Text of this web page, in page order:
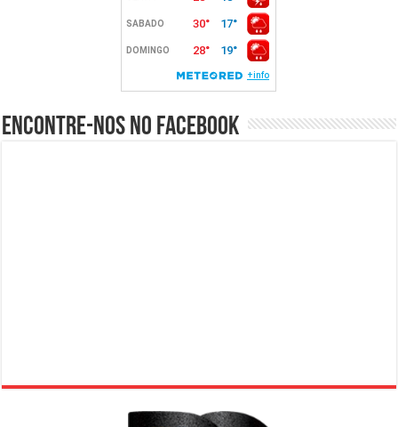
Encontre-nos no Facebook